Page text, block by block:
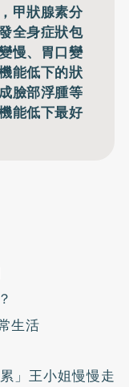
甲狀腺素分
全身症狀包
慢、胃口變
能低下的狀
臉部浮腫等
能低下最好
生活
王小姐慢慢走